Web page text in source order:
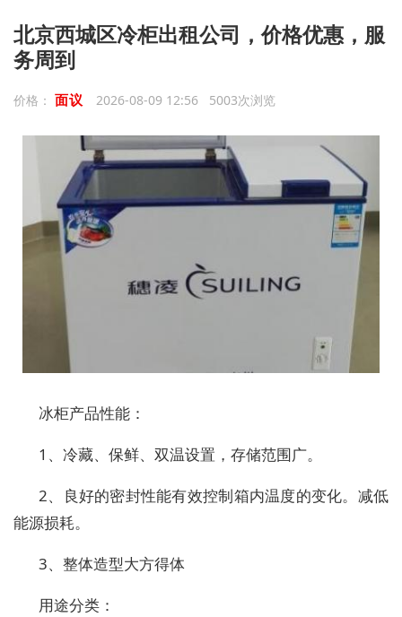
北京西城区冷柜出租公司，价格优惠，服
务周到
价格： 面议 2026-08-09 12:56 5003次浏览
冰柜产品性能：
1、冷藏、保鲜、双温设置，存储范围广。
2、良好的密封性能有效控制箱内温度的变化。减低
能源损耗。
3、整体造型大方得体
用途分类：